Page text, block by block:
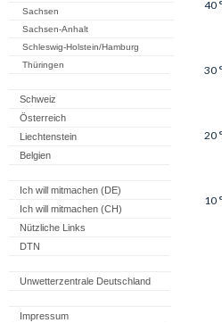
Sachsen
Sachsen-Anhalt
Schleswig-Holstein/Hamburg
Thüringen
Schweiz
Österreich
Liechtenstein
Belgien
Ich will mitmachen (DE)
Ich will mitmachen (CH)
Nützliche Links
DTN
Unwetterzentrale Deutschland
Impressum